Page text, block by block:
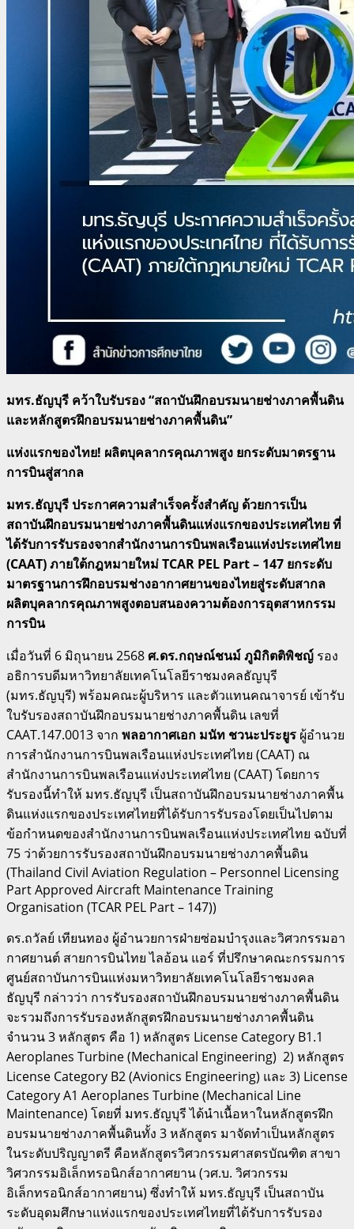
มทร.ธัญบุรี คว้าใบรับรอง “สถาบันฝึกอบรมนายช่างภาคพื้นดิน
และหลักสูตรฝึกอบรมนายช่างภาคพื้นดิน”
แห่งแรกของไทย! ผลิตบุคลากรคุณภาพสูง ยกระดับมาตรฐาน
การบินสู่สากล
มทร.ธัญบุรี ประกาศความสำเร็จครั้งสำคัญ ด้วยการเป็น
สถาบันฝึกอบรมนายช่างภาคพื้นดินแห่งแรกของประเทศไทย ที่
ได้รับการรับรองจากสำนักงานการบินพลเรือนแห่งประเทศไทย
(CAAT) ภายใต้กฎหมายใหม่ TCAR PEL Part – 147 ยกระดับ
มาตรฐานการฝึกอบรมช่างอากาศยานของไทยสู่ระดับสากล
ผลิตบุคลากรคุณภาพสูงตอบสนองความต้องการอุตสาหกรรม
การบิน
เมื่อวันที่ 6 มิถุนายน 2568ศ.ดร.กฤษณ์ชนม์ ภูมิกิตติพิชญ์ รอง
อธิการบดีมหาวิทยาลัยเทคโนโลยีราชมงคลธัญบุรี
(มทร.ธัญบุรี) พร้อมคณะผู้บริหาร และตัวแทนคณาจารย์ เข้ารับ
ใบรับรองสถาบันฝึกอบรมนายช่างภาคพื้นดิน เลขที่
CAAT.147.0013 จาก พลอากาศเอก มนัท ชวนะประยูร ผู้อำนวย
การสำนักงานการบินพลเรือนแห่งประเทศไทย (CAAT) ณ
สำนักงานการบินพลเรือนแห่งประเทศไทย (CAAT) โดยการ
รับรองนี้ทำให้ มทร.ธัญบุรี เป็นสถาบันฝึกอบรมนายช่างภาคพื้น
ดินแห่งแรกของประเทศไทยที่ได้รับการรับรองโดยเป็นไปตาม
ข้อกําหนดของสํานักงานการบินพลเรือนแห่งประเทศไทย ฉบับที่
75 ว่าด้วยการรับรองสถาบันฝึกอบรมนายช่างภาคพื้นดิน
(Thailand Civil Aviation Regulation – Personnel Licensing
Part Approved Aircraft Maintenance Training
Organisation (TCAR PEL Part – 147))
ดร.ถวัลย์ เทียนทอง ผู้อำนวยการฝ่ายซ่อมบำรุงและวิศวกรรมอา
กาศยานต์ สายการบินไทย ไลอ้อน แอร์ ที่ปรึกษาคณะกรรมการ
ศูนย์สถาบันการบินแห่งมหาวิทยาลัยเทคโนโลยีราชมงคล
ธัญบุรี กล่าวว่า การรับรองสถาบันฝึกอบรมนายช่างภาคพื้นดิน
จะรวมถึงการรับรองหลักสูตรฝึกอบรมนายช่างภาคพื้นดิน
จำนวน 3 หลักสูตร คือ 1) หลักสูตร License Category B1.1
Aeroplanes Turbine (Mechanical Engineering) 2) หลักสูตร
License Category B2 (Avionics Engineering) และ 3) License
Category A1 Aeroplanes Turbine (Mechanical Line
Maintenance) โดยที่ มทร.ธัญบุรี ได้นำเนื้อหาในหลักสูตรฝึก
อบรมนายช่างภาคพื้นดินทั้ง 3 หลักสูตร มาจัดทำเป็นหลักสูตร
ในระดับปริญญาตรี คือหลักสูตรวิศวกรรมศาสตรบัณฑิต สาขา
วิศวกรรมอิเล็กทรอนิกส์อากาศยาน (วศ.บ. วิศวกรรม
อิเล็กทรอนิกส์อากาศยาน) ซึ่งทำให้ มทร.ธัญบุรี เป็นสถาบัน
ระดับอุดมศึกษาแห่งแรกของประเทศไทยที่ได้รับการรับรอง